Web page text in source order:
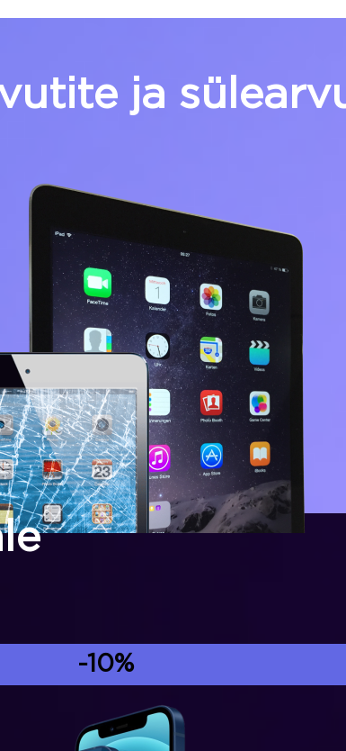
ja
-10%